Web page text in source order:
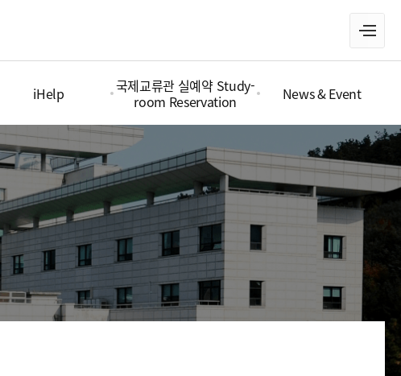
iHelp
Immigration
Accommodation
Transportation
Insurance
Scholarship
Campus Life
국제교류관 실예약 Study-
room Reservation
m Reservation
News & Event
Announcement
OIA News
Documents (자료실)
Gallery